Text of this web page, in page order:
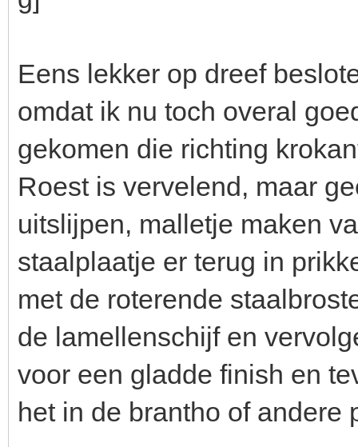
Eens lekker op dreef
omdat ik nu toch overal
gekomen die richting
Roest is vervelend, maar
uitslijpen, malletje maken
staalplaatje er terug in
met de roterende
de lamellenschijf en
voor een gladde finish en
het in de brantho of andere